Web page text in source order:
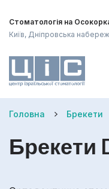
Стоматологія на
Київ, Дніпровська
Головна Брекети
Брекети